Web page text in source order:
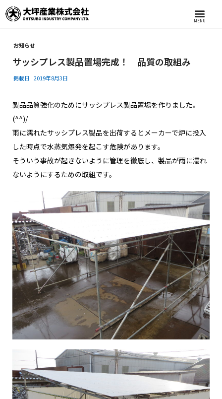
MENU
お知らせ
サッシプレス製品置場完成！ 品質の取組み
掲載日 2019年8月3日
製品品質強化のためにサッシプレス製品置場を作りました。
(^^)/
雨に濡れたサッシプレス製品を出荷するとメーカーで炉に投入
した時点で水蒸気爆発を起こす危険があります。
そういう事故が起きないように管理を徹底し、製品が雨に濡れ
ないようにするための取組です。